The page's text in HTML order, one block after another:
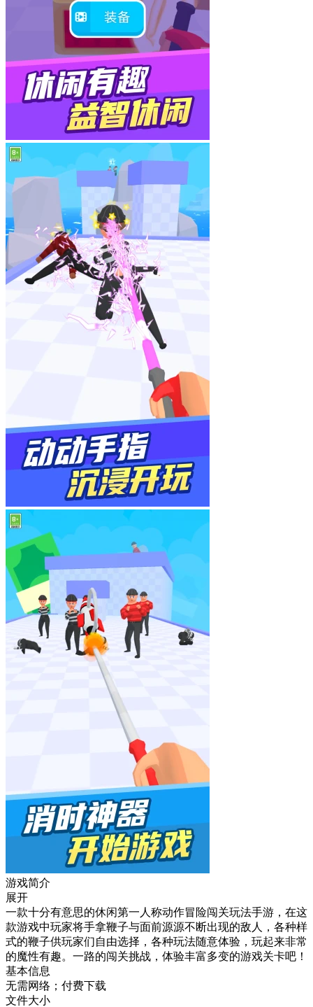
游戏简介
展开
一款十分有意思的休闲第一人称动作冒险闯关玩法手游，在这
款游戏中玩家将手拿鞭子与面前源源不断出现的敌人，各种样
式的鞭子供玩家们自由选择，各种玩法随意体验，玩起来非常
的魔性有趣。一路的闯关挑战，体验丰富多变的游戏关卡吧！
基本信息
无需网络；付费下载
文件大小